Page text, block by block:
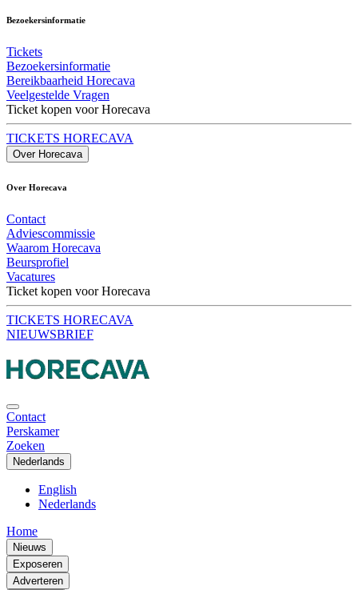
Bezoekersinformatie
Tickets
Bezoekersinformatie
Bereikbaarheid Horecava
Veelgestelde Vragen
Ticket kopen voor Horecava
TICKETS HORECAVA
Over Horecava
Over Horecava
Contact
Adviescommissie
Waarom Horecava
Beursprofiel
Vacatures
Ticket kopen voor Horecava
TICKETS HORECAVA
NIEUWSBRIEF
Contact
Perskamer
Zoeken
Nederlands
English
Nederlands
Home
Nieuws
Exposeren
Adverteren